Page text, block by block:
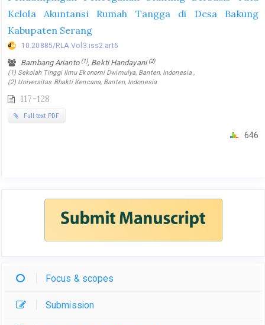
Kelola Akuntansi Rumah Tangga di Desa Bakung
Kabupaten Serang
10.20885/RLA.Vol3.iss2.art6
Bambang Arianto (1), Bekti Handayani(2)
(1) Sekolah Tinggi Ilmu Ekonomi Dwimulya, Banten, Indonesia ,
(2) Universitas Bhakti Kencana, Banten, Indonesia
117-128
Full text PDF
646
Focus & scopes
Submission